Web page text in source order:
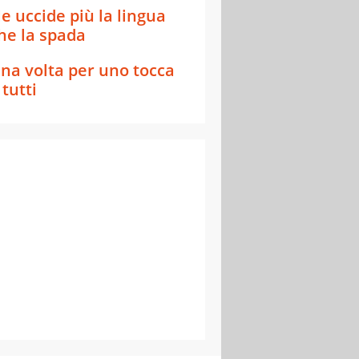
uccide più la lingua
la spada
volta per uno tocca
tutti